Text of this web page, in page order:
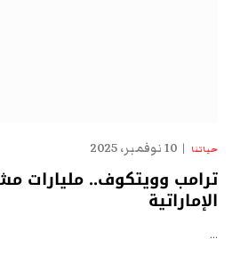
حياتنا 10 نوفمبر، 2025
ترامب وويتكوف.. مليارات
الإماراتية
…